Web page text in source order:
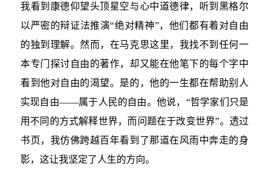
我看到康德仰望头顶星空与心中道德律，听到黑格尔
以严密的辩证法推演“绝对精神”，他们都有着对自由
的独到理解。然而，在马克思这里，我找不到任何一
本专门探讨自由的著作，却又能在他笔下的每个字中
看到他对自由的渴望。是的，他的一生都在帮助别人
实现自由——属于人民的自由。他说，“哲学家们只是
用不同的方式解释世界，而问题在于改变世界”。透过
书页，我仿佛跨越百年看到了那道在风雨中奔走的身
影，这让我坚定了人生的方向。